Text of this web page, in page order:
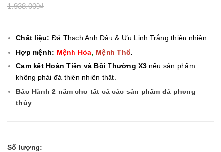
1.938.000₫
Chất liệu: Đá Thạch Anh Dâu & Ưu Linh Trắng thiên nhiên .
Hợp mệnh: Mệnh Hỏa, Mệnh Thổ.
Cam kết Hoàn Tiền và Bồi Thường X3 nếu sản phẩm
không phải đá thiên nhiên thật.
Bảo Hành 2 năm cho tất cả các sản phẩm đá phong
thủy
Số lượng: